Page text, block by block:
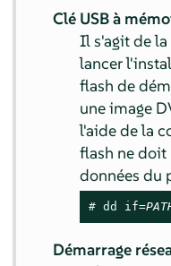
Clé USB à
Il s'agit de
lancer
flash de
une image
l'aide de la
flash ne doit
données du
# dd if=
Démarrage